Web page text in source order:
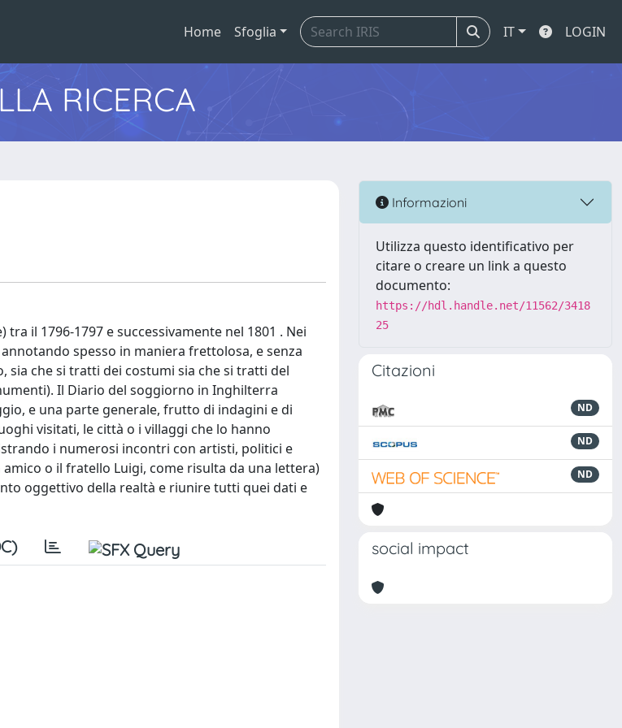
Home Sfoglia IT LOGIN
RICERCA
il 1796-1797 e successivamente nel 1801 . Nei
spesso in maniera frettolosa, e senza
sia che si tratti dei costumi sia che si tratti del
Il Diario del soggiorno in Inghilterra
e una parte generale, frutto di indagini e di
visitati, le città o i villaggi che lo hanno
i numerosi incontri con artisti, politici e
o il fratello Luigi, come risulta da una lettera)
oggettivo della realtà e riunire tutti quei dati e
Informazioni
Utilizza questo identificativo per
citare o creare un link a questo
documento:
https://hdl.handle.net/11562/3418
25
Citazioni
ND
ND
ND
social impact